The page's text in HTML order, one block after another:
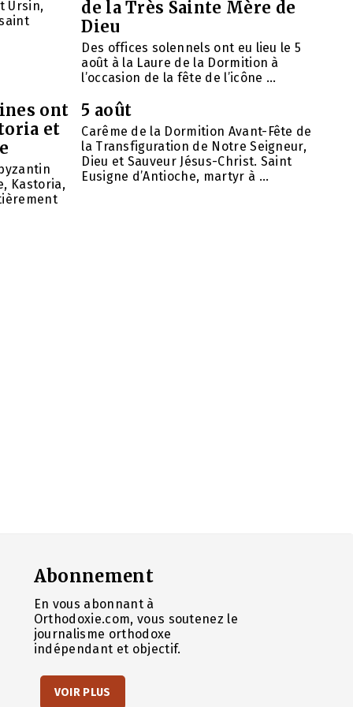
Ursin,
de la Très Sainte Mère de
Dieu
Des offices solennels ont eu lieu le 5
août à la Laure de la Dormition à
l’occasion de la fête de l’icône ...
ont
et
Kastoria,
5 août
Carême de la Dormition Avant-Fête de
la Transfiguration de Notre Seigneur,
Dieu et Sauveur Jésus-Christ. Saint
Eusigne d’Antioche, martyr à ...
Abonnement
En vous abonnant à
Orthodoxie.com, vous soutenez le
journalisme orthodoxe
indépendant et objectif.
VOIR PLUS